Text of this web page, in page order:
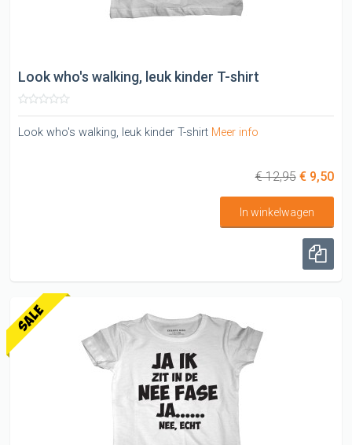
Look who's walking, leuk kinder T-shirt
Look who's walking, leuk kinder T-shirt Meer info
€ 12,95 € 9,50
In winkelwagen